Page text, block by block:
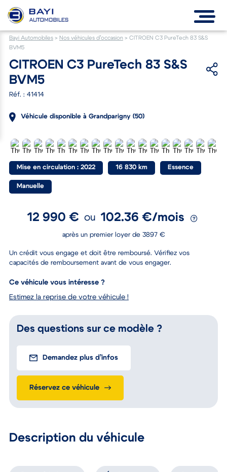
Bayi Automobiles> Nos véhicules d’occasion> CITROEN C3 PureTech 83 S&S
BVM5
Description du véhicule
CITROEN C3 PureTech 83 S&S
BVM5
Réf. : 41414
Véhicule disponible à Grandparigny (50)
Mise en circulation : 2022 16 830 km Essence
Manuelle
12 990 € ou 102.36 €/mois
après un premier loyer de 3897 €
Un crédit vous engage et doit être remboursé. Vérifiez vos
capacités de remboursement avant de vous engager.
Ce véhicule vous intéresse ?
Estimez la reprise de votre véhicule !
Des questions sur ce modèle ?
Demandez plus d’infos
Réservez ce véhicule